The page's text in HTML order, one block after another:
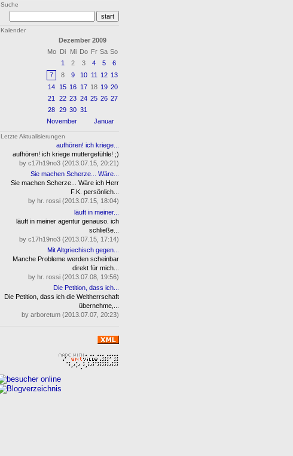
Suche
Kalender
Dezember 2009
Mo
Di Mi Do Fr Sa So
1
2 3 4 5
6
7
8 9 10 11 12 13
14 15 16 17 18 19 20
21 22 23 24 25 26 27
28 29 30 31
November
Januar
Letzte Aktualisierungen
aufhören! ich kriege...
aufhören! ich kriege muttergefühle! ;)
by c17h19no3 (2013.07.15, 20:21)
Sie machen Scherze... Wäre...
Sie machen Scherze... Wäre ich Herr
F.K. persönlich...
by hr. rossi (2013.07.15, 18:04)
läuft in meiner...
läuft in meiner agentur genauso. ich
schließe...
by c17h19no3 (2013.07.15, 17:14)
Mit Altgriechisch gegen...
Manche Probleme werden scheinbar
direkt für mich...
by hr. rossi (2013.07.08, 19:56)
Die Petition, dass ich...
Die Petition, dass ich die Weltherrschaft
übernehme,...
by arboretum (2013.07.07, 20:23)